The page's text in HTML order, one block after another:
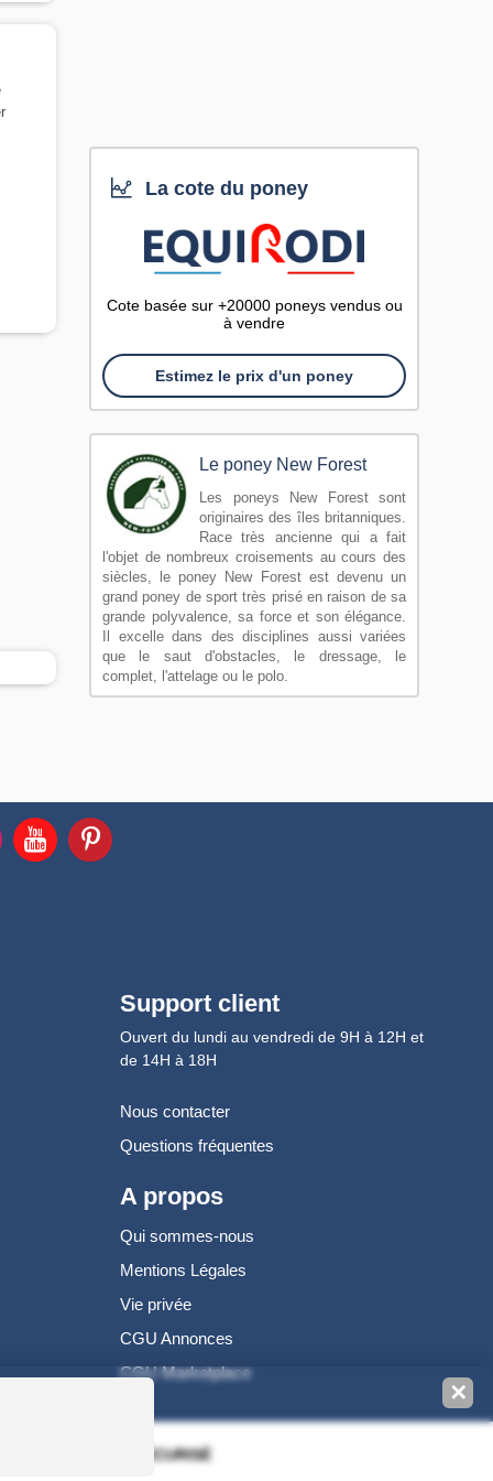
La cote du poney
Cote basée sur +20000 poneys vendus ou
à vendre
Estimez le prix d'un poney
Le poney New Forest
Les poneys New Forest sont
originaires des îles britanniques.
Race très ancienne qui a fait
l'objet de nombreux croisements au cours des
siècles, le poney New Forest est devenu un
grand poney de sport très prisé en raison de sa
grande polyvalence, sa force et son élégance.
Il excelle dans des disciplines aussi variées
que le saut d'obstacles, le dressage, le
complet, l'attelage ou le polo.
Support client
Ouvert du lundi au vendredi de 9H à 12H et
de 14H à 18H
Nous contacter
Questions fréquentes
A propos
Qui sommes-nous
Mentions Légales
Vie privée
CGU Annonces
CGU Marketplace
100% PAIEMENT SÉCURISÉ
✕